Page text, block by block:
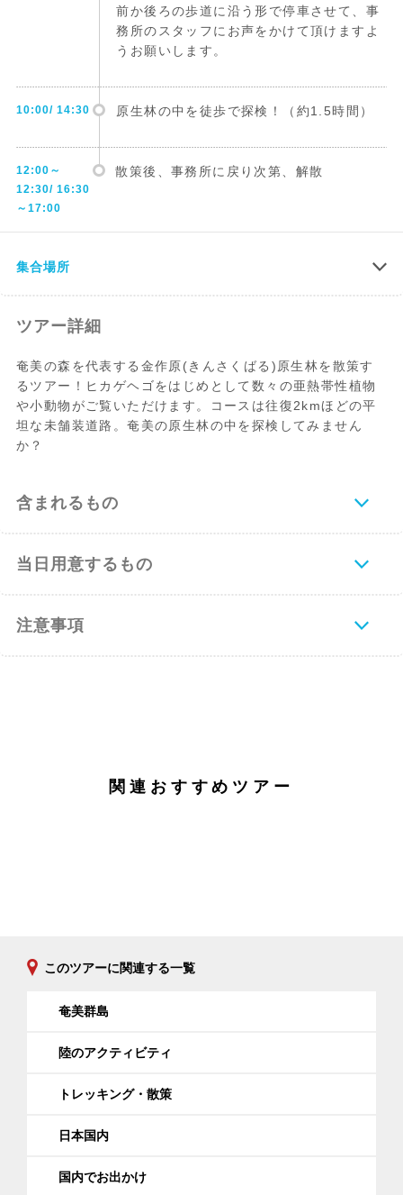
前か後ろの歩道に沿う形で停車させて、事
務所のスタッフにお声をかけて頂けますよ
うお願いします。
10:00/ 14:30 原生林の中を徒歩で探検！（約1.5時間）
12:00～
12:30/ 16:30
～17:00
散策後、事務所に戻り次第、解散
集合場所
ツアー詳細
奄美の森を代表する金作原(きんさくばる)原生林を散策す
るツアー！ヒカゲヘゴをはじめとして数々の亜熱帯性植物
や小動物がご覧いただけます。コースは往復2kmほどの平
坦な未舗装道路。奄美の原生林の中を探検してみません
か？
含まれるもの
当日用意するもの
注意事項
関連おすすめツアー
このツアーに関連する一覧
奄美群島
陸のアクティビティ
トレッキング・散策
日本国内
国内でお出かけ